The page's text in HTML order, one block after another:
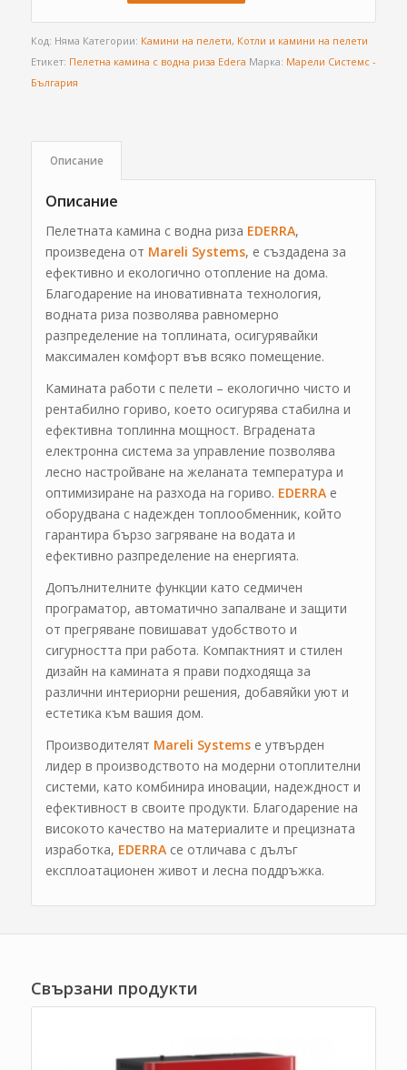
Код: Няма Категории: Камини на пелети, Котли и камини на пелети
Етикет: Пелетна камина с водна риза Edera Марка: Марели Системс -
България
Описание
Описание
Пелетната камина с водна риза EDERRA,
произведена от Mareli Systems, е създадена за
ефективно и екологично отопление на дома.
Благодарение на иновативната технология,
водната риза позволява равномерно
разпределение на топлината, осигурявайки
максимален комфорт във всяко помещение.
Камината работи с пелети – екологично чисто и
рентабилно гориво, което осигурява стабилна и
ефективна топлинна мощност. Вградената
електронна система за управление позволява
лесно настройване на желаната температура и
оптимизиране на разхода на гориво. EDERRAе
оборудвана с надежден топлообменник, който
гарантира бързо загряване на водата и
ефективно разпределение на енергията.
Допълнителните функции като седмичен
програматор, автоматично запалване и защити
от прегряване повишават удобството и
сигурността при работа. Компактният и стилен
дизайн на камината я прави подходяща за
различни интериорни решения, добавяйки уют и
естетика към вашия дом.
Производителят Mareli Systemsе утвърден
лидер в производството на модерни отоплителни
системи, като комбинира иновации, надеждност и
ефективност в своите продукти. Благодарение на
високото качество на материалите и прецизната
изработка, EDERRAсе отличава с дълъг
експлоатационен живот и лесна поддръжка.
Свързани продукти